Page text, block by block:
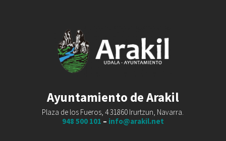
Ayuntamiento de Arakil
Plaza de los Fueros, 4 31860 Irurtzun, Navarra.
948 500 101 – info@arakil.net